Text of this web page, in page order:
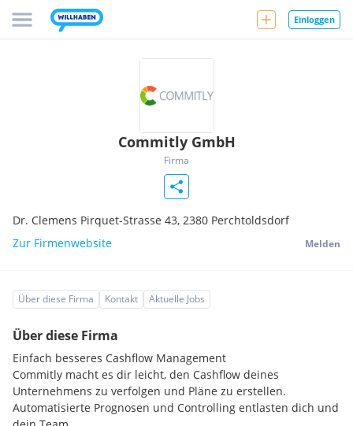
Einloggen
Commitly GmbH
Firma
Dr. Clemens Pirquet-Strasse 43, 2380 Perchtoldsdorf
Zur Firmenwebsite
Melden
Über diese Firma Kontakt Aktuelle Jobs
Über diese Firma
Einfach besseres Cashflow Management
Commitly macht es dir leicht, den Cashflow deines
Unternehmens zu verfolgen und Pläne zu erstellen.
Automatisierte Prognosen und Controlling entlasten dich und